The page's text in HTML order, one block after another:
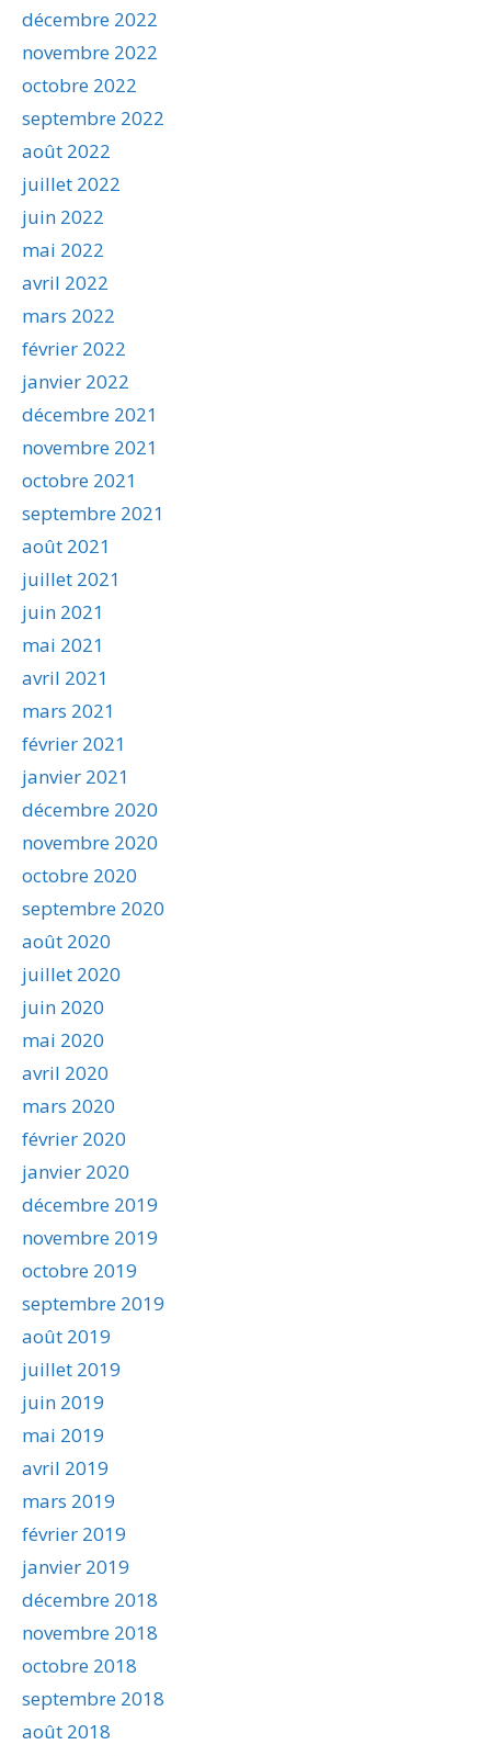
décembre 2022
novembre 2022
octobre 2022
septembre 2022
août 2022
juillet 2022
juin 2022
mai 2022
avril 2022
mars 2022
février 2022
janvier 2022
décembre 2021
novembre 2021
octobre 2021
septembre 2021
août 2021
juillet 2021
juin 2021
mai 2021
avril 2021
mars 2021
février 2021
janvier 2021
décembre 2020
novembre 2020
octobre 2020
septembre 2020
août 2020
juillet 2020
juin 2020
mai 2020
avril 2020
mars 2020
février 2020
janvier 2020
décembre 2019
novembre 2019
octobre 2019
septembre 2019
août 2019
juillet 2019
juin 2019
mai 2019
avril 2019
mars 2019
février 2019
janvier 2019
décembre 2018
novembre 2018
octobre 2018
septembre 2018
août 2018